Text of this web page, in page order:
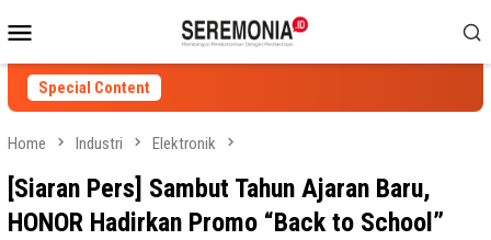
to
contentMenu
Special Content
Home Industri Elektronik
[Siaran Pers] Sambut Tahun Ajaran Baru,
HONOR Hadirkan Promo “Back to School”